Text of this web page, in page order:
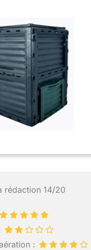
rédaction 14/20
: